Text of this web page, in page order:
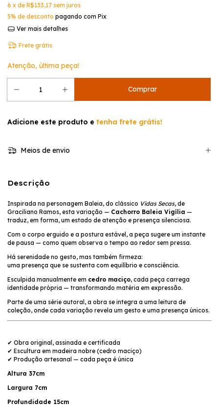
6 x de R$133,17 sem juros
5% de desconto pagando com Pix
Ver mais detalhes
Frete grátis
Atenção, última peça!
Adicione este produto e tenha frete grátis!
Meios de envio
Descrição
Inspirada na personagem Baleia, do clássico Vidas Secas, de
Graciliano Ramos, esta variação — Cachorro Baleia Vigília —
traduz, em forma, um estado de atenção e presença silenciosa.
Com o corpo erguido e a postura estável, a peça sugere um instante
de pausa — como quem observa o tempo ao redor sem pressa.
Há serenidade no gesto, mas também firmeza:
uma presença que se sustenta com equilíbrio e consciência.
Esculpida manualmente em cedro maciço, cada peça carrega
identidade própria — transformando matéria em expressão.
Parte de uma série autoral, a obra se integra a uma leitura de
coleção, onde cada variação revela um gesto e uma presença únicos.
✔ Obra original, assinada e certificada
✔ Escultura em madeira nobre (cedro maciço)
✔ Produção artesanal — cada peça é única
Altura 37cm
Largura 7cm
Profundidade 15cm